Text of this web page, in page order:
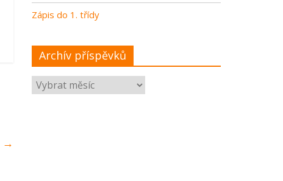
→
Zápis do 1. třídy
Archív příspěvků